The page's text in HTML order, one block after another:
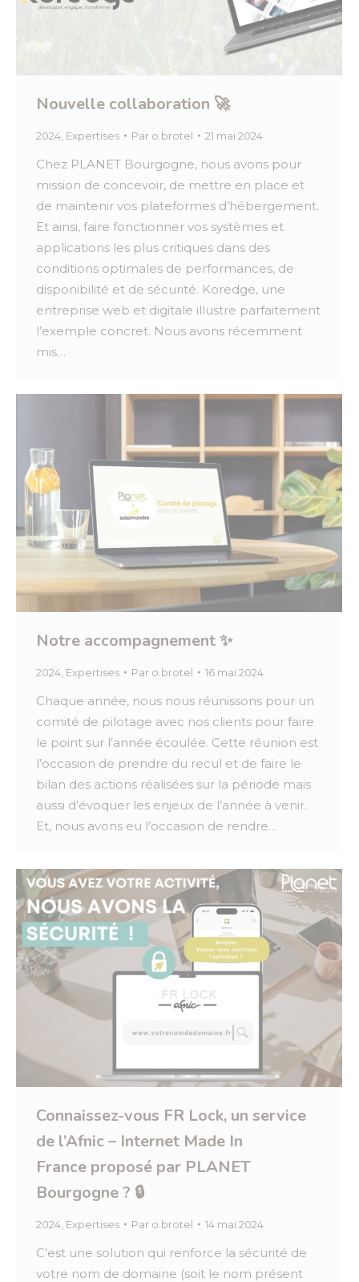
Nouvelle collaboration 🚀
2024 Expertises Par o.brotel 21 mai 2024
Chez PLANET Bourgogne, nous avons pour
mission de concevoir, de mettre en place et
de maintenir vos plateformes d’hébergement.
Et ainsi, faire fonctionner vos systèmes et
applications les plus critiques dans des
conditions optimales de performances, de
disponibilité et de sécurité. Koredge, une
entreprise web et digitale illustre parfaitement
l’exemple concret. Nous avons récemment
mis…
Notre accompagnement ✨
2024 Expertises Par o.brotel 16 mai 2024
Chaque année, nous nous réunissons pour un
comité de pilotage avec nos clients pour faire
le point sur l’année écoulée. Cette réunion est
l’occasion de prendre du recul et de faire le
bilan des actions réalisées sur la période mais
aussi d’évoquer les enjeux de l’année à venir.
Et, nous avons eu l’occasion de rendre…
Connaissez-vous FR Lock, un service
de l’Afnic – Internet Made In
France proposé par PLANET
Bourgogne ? 🔒
2024 Expertises Par o.brotel 14 mai 2024
C’est une solution qui renforce la sécurité de
votre nom de domaine (soit le nom présent